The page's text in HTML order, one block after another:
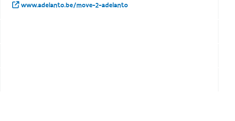
www.adelanto.be/move-2-adelanto